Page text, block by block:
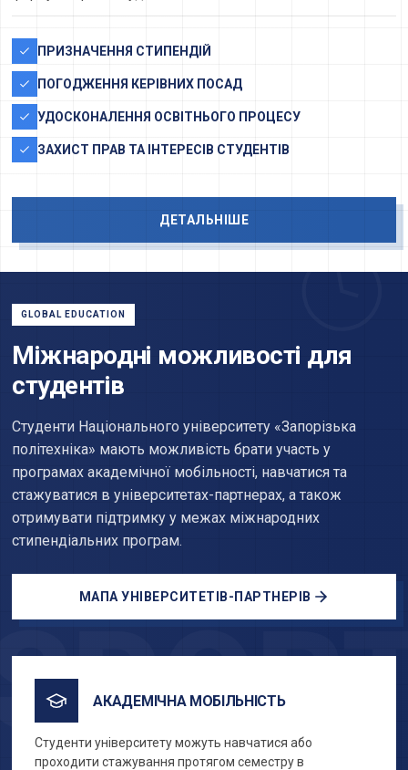
ПРИЗНАЧЕННЯ СТИПЕНДІЙ
ПОГОДЖЕННЯ КЕРІВНИХ ПОСАД
УДОСКОНАЛЕННЯ ОСВІТНЬОГО ПРОЦЕСУ
ЗАХИСТ ПРАВ ТА ІНТЕРЕСІВ СТУДЕНТІВ
ДЕТАЛЬНІШЕ
GLOBAL EDUCATION
Міжнародні можливості для
студентів
Студенти Національного університету «Запорізька
політехніка» мають можливість брати участь у
програмах академічної мобільності, навчатися та
стажуватися в університетах-партнерах, а також
отримувати підтримку у межах міжнародних
стипендіальних програм.
МАПА УНІВЕРСИТЕТІВ-ПАРТНЕРІВ
АКАДЕМІЧНА МОБІЛЬНІСТЬ
Студенти університету можуть навчатися або
проходити стажування протягом семестру в